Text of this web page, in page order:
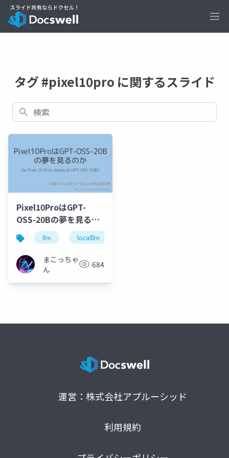
タグ #pixel10pro に関するスライド
検索
Pixel10ProはGPT-
OSS-20Bの夢を見るの
か
llm localllm
まこっちゃ
ん
684
運営：株式会社アプルーシッド
利用規約